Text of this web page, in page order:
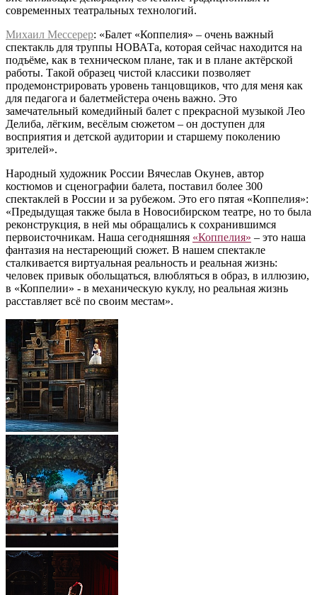
современных театральных технологий.
Михаил Мессерер: «Балет «Коппелия» – очень важный
спектакль для труппы НОВАТа, которая сейчас находится на
подъёме, как в техническом плане, так и в плане актёрской
работы. Такой образец чистой классики позволяет
продемонстрировать уровень танцовщиков, что для меня как
для педагога и балетмейстера очень важно. Это
замечательный комедийный балет с прекрасной музыкой Лео
Делиба, лёгким, весёлым сюжетом – он доступен для
восприятия и детской аудитории и старшему поколению
зрителей».
Народный художник России Вячеслав Окунев, автор
костюмов и сценографии балета, поставил более 300
спектаклей в России и за рубежом. Это его пятая «Коппелия»:
«Предыдущая также была в Новосибирском театре, но то была
реконструкция, в ней мы обращались к сохранившимся
первоисточникам. Наша сегодняшняя «Коппелия» – это наша
фантазия на нестареющий сюжет. В нашем спектакле
сталкивается виртуальная реальность и реальная жизнь:
человек привык обольщаться, влюбляться в образ, в иллюзию,
в «Коппелии» - в механическую куклу, но реальная жизнь
расставляет всё по своим местам».